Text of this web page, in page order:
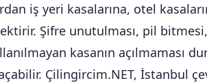
iş yeri kasalarına, otel
Şifre unutulması, pil bitmesi,
kasanın açılmaması
Çilingircim.NET, İstanbul